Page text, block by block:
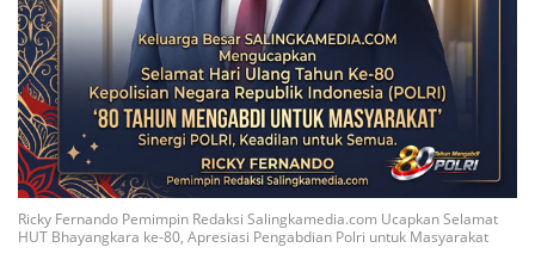
Ricky Fernando Pemimpin Redaksi Salingkamedia.com Ucapkan Selamat
HUT Bhayangkara ke-80, Apresiasi Pengabdian Polri untuk Masyarakat